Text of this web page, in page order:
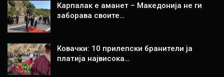
Карпалак е аманет – Македонија не ги
заборава своите…
Ковачки: 10 прилепски бранители ја
платија највисока…